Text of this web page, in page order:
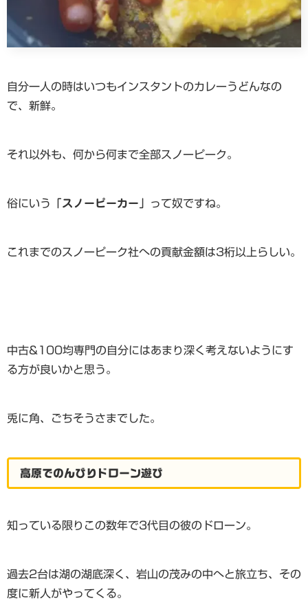
自分一人の時はいつもインスタントのカレーうどんなの
で、新鮮。
それ以外も、何から何まで全部スノーピーク。
俗にいう 「スノーピーカー」 って奴ですね。
これまでのスノーピーク社への貢献金額は3桁以上らしい。
中古&100均専門の自分にはあまり深く考えないようにす
る方が良いかと思う。
兎に角、ごちそうさまでした。
高原でのんびりドローン遊び
知っている限りこの数年で3代目の彼のドローン。
過去2台は湖の湖底深く、岩山の茂みの中へと旅立ち、その
度に新人がやってくる。